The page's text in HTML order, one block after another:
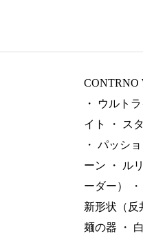
CONTRNO
・
ウルト
イト
・ ス
・ パッシ
ーン
・ ル
ーダー）
・
新形状（反
麺の器
・ 白